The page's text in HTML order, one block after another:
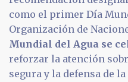
como el primer Día
Organización de
Mundial del Agua se
reforzar la atención
segura y la defensa de